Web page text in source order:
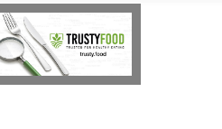
Salvagente